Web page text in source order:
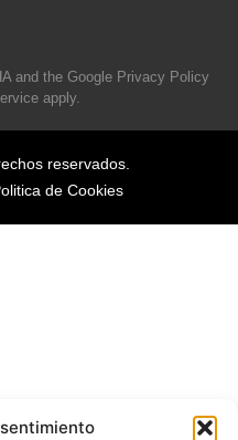
and the Google Privacy Policy
apply.
reservados.
de Cookies